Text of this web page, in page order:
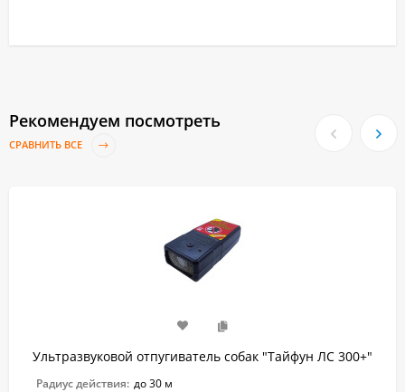
Рекомендуем посмотреть
СРАВНИТЬ ВСЕ
Ультразвуковой отпугиватель собак "Тайфун ЛС 300+"
Радиус действия: до 30 м